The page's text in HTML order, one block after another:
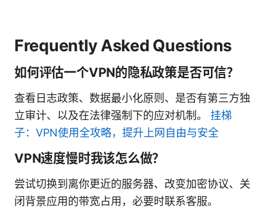
Frequently Asked Questions
如何评估一个VPN的隐私政策是否可信？
查看日志政策、数据最小化原则、是否有第三方独
立审计、以及在法律强制下的应对机制。 挂梯
子：VPN使用全攻略，提升上网自由与安全
VPN速度慢时我该怎么做？
尝试切换到离你更近的服务器、改变加密协议、关
闭背景应用的带宽占用，必要时联系客服。